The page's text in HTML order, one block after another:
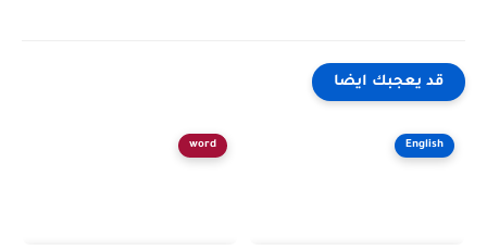
قد يعجبك ايضا
English
word